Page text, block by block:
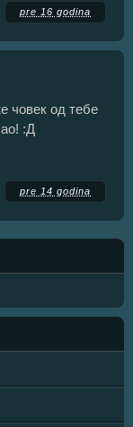
pre 16 godina
човек од тебе
:Д
pre 14 godina